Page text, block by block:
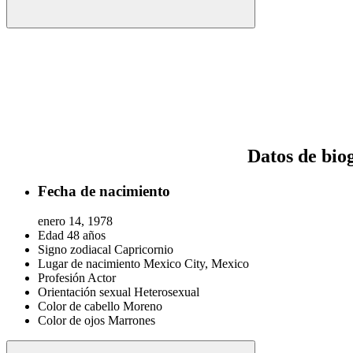
Datos de
Fecha de nacimiento
enero 14, 1978
Edad 48 años
Signo zodiacal Capricornio
Lugar de nacimiento Mexico City, Mexico
ProfesiónActor
Orientación sexual Heterosexual
Color de cabello Moreno
Color de ojos Marrones